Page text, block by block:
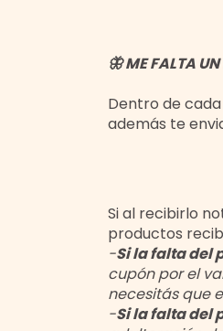
🦋 ME FALTA
Dentro de
además te
Si al recibirlo
productos
-Si la falta del
cupón por el
necesitás que
-Si la falta del